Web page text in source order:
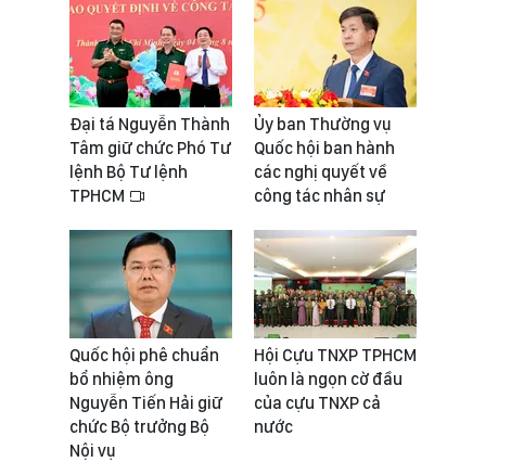
Đại tá Nguyễn Thành
Tâm giữ chức Phó Tư
lệnh Bộ Tư lệnh
TPHCM
Ủy ban Thường vụ
Quốc hội ban hành
các nghị quyết về
công tác nhân sự
Quốc hội phê chuẩn
bổ nhiệm ông
Nguyễn Tiến Hải giữ
chức Bộ trưởng Bộ
Nội vụ
Hội Cựu TNXP TPHCM
luôn là ngọn cờ đầu
của cựu TNXP cả
nước